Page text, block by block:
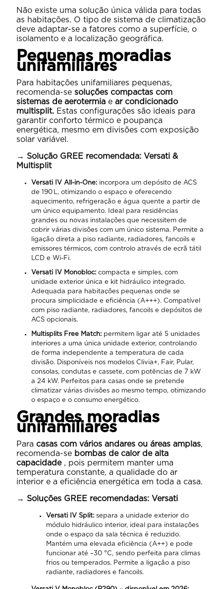
Não existe uma solução única válida para todas
as habitações. O tipo de sistema de climatização
deve adaptar-se a fatores como a superfície, o
isolamento e a localização geográfica.
Pequenas moradias
unifamiliares
Para habitações unifamiliares pequenas,
recomenda-se soluções compactas com
sistemas de aerotermia e ar condicionado
multisplit. Estas configurações são ideais para
garantir conforto térmico e poupança
energética, mesmo em divisões com exposição
solar variável.
→ Solução GREE recomendada: Versati &
Multisplit
Versati IV All-in-One: incorpora um depósito de ACS
de 190 L, otimizando o espaço e oferecendo
aquecimento, refrigeração e água quente a partir de
um único equipamento. Ideal para residências
grandes ou novas instalações que necessitem de
cobrir várias divisões com um único sistema. Permite a
ligação direta a piso radiante, radiadores, fancoils e
emissores térmicos, com controlo através de ecrã tátil
LCD e Wi-Fi.
Versati IV Monobloc: compacta e simples, com
unidade exterior única e kit hidráulico integrado.
Adequada para habitações pequenas onde se
procura simplicidade e eficiência (A+++). Compatível
com piso radiante, radiadores, fancoils e depósitos de
ACS opcionais.
Multisplits Free Match: permitem ligar até 5 unidades
interiores a uma única unidade exterior, controlando
de forma independente a temperatura de cada
divisão. Disponíveis nos modelos Clivia+, Fair, Pular,
consolas, condutas e cassete, com potências de 7 kW
a 24 kW. Perfeitos para casas onde se pretende
climatizar várias divisões ao mesmo tempo, otimizando
o espaço e o consumo energético.
Grandes moradias
unifamiliares
Para casas com vários andares ou áreas amplas,
recomenda-se bombas de calor de alta
capacidade , pois permitem manter uma
temperatura constante, a qualidade do ar
interior e a eficiência energética em toda a casa.
→ Soluções GREE recomendadas: Versati
Versati IV Split: separa a unidade exterior do
módulo hidráulico interior, ideal para instalações
onde o espaço da sala técnica é reduzido.
Mantém uma elevada eficiência (A++) e pode
funcionar até –30 °C, sendo perfeita para climas
frios ou temperados. Permite a ligação a piso
radiante, radiadores e fancoils.